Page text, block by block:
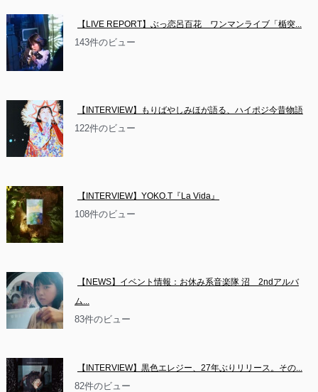
【LIVE REPORT】ぶっ恋呂百花　ワンマンライブ「楯突...
143件のビュー
【INTERVIEW】もりばやしみほが語る、ハイポジ今昔物語
122件のビュー
【INTERVIEW】YOKO.T『La Vida』
108件のビュー
【NEWS】イベント情報：お休み系音楽隊 沼　2ndアルバ
ム...
83件のビュー
【INTERVIEW】黒色エレジー、27年ぶりリリース。その...
82件のビュー